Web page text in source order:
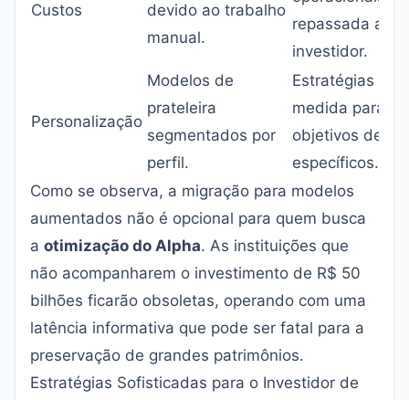
Custos
devido ao trabalho
manual.
repassada ao
investidor.
Personalização
Modelos de
prateleira
segmentados por
perfil.
Estratégias sob
medida para
objetivos de
específicos.
Como se observa, a migração para modelos
aumentados não é opcional para quem busca
a otimização do Alpha. As instituições que
não acompanharem o investimento de R$ 50
bilhões ficarão obsoletas, operando com uma
latência informativa que pode ser fatal para a
preservação de grandes patrimônios.
Estratégias Sofisticadas para o Investidor de